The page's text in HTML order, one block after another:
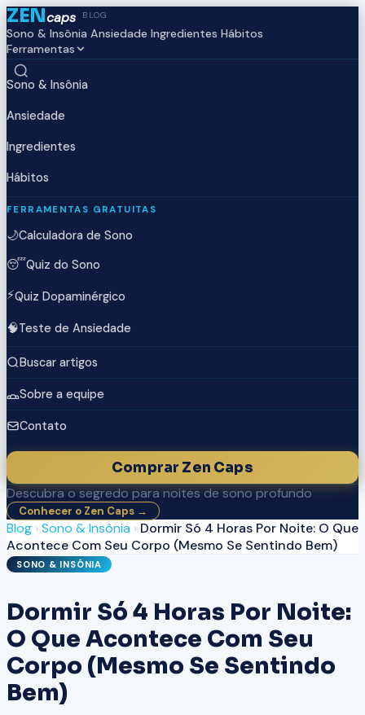
ZENcaps BLOG
Sono & Insônia Ansiedade Ingredientes Hábitos
Ferramentas
Sono & Insônia
Ansiedade
Ingredientes
Hábitos
FERRAMENTAS GRATUITAS
🌙Calculadora de Sono
😴Quiz do Sono
⚡Quiz Dopaminérgico
🧠Teste de Ansiedade
Buscar artigos
Sobre a equipe
Contato
Comprar Zen Caps
Descubra o segredo para noites de sono profundo
Conhecer o Zen Caps →
Blog ›Sono & Insônia › Dormir Só 4 Horas Por Noite: O Que
Acontece Com Seu Corpo (Mesmo Se Sentindo Bem)
SONO & INSÔNIA
Dormir Só 4 Horas Por Noite:
O Que Acontece Com Seu
Corpo (Mesmo Se Sentindo
Bem)